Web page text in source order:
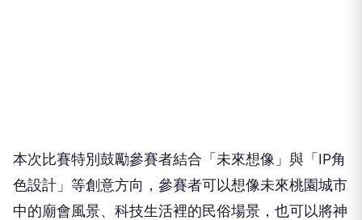
本次比賽特別鼓勵參賽者結合「未來想像」與「IP角
色設計」等創意方向，參賽者可以想像未來桃園城市
中的廟會風景、科技生活裡的民俗場景，也可以將神